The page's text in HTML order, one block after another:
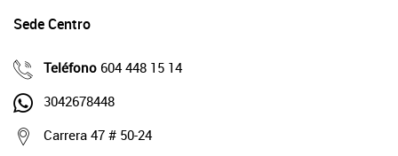
Sede Centro
Teléfono 604 448 15 14
3042678448
Carrera 47 # 50-24